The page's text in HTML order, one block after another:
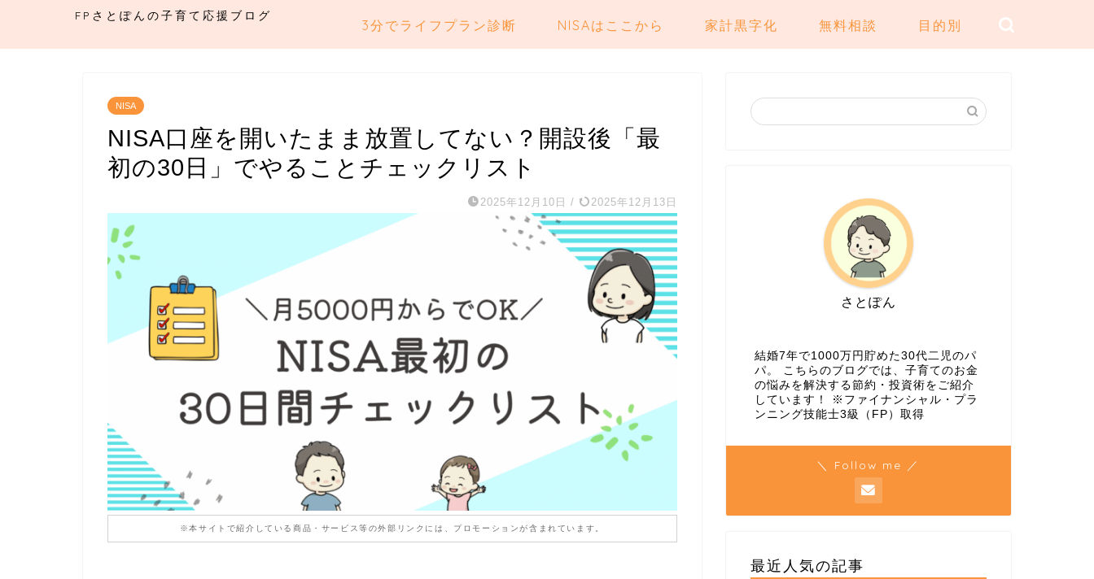
FPさとぽんの子育て応援ブログ
3分でライフプラン診断 NISAはここから 家計黒字化 無料相談 目的別
NISA
NISA口座を開いたまま放置してない？開設後「最
初の30日」でやることチェックリスト
2025年12月10日 / 2025年12月13日
※本サイトで紹介している商品・サービス等の外部リンクには、プロモーションが含まれています。
さとぽん
結婚7年で1000万円貯めた30代二児のパ
パ。 こちらのブログでは、子育てのお金
の悩みを解決する節約・投資術をご紹介
しています！ ※ファイナンシャル・プラ
ンニング技能士3級（FP）取得
＼ Follow me ／
最近人気の記事